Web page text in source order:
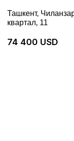
Ташкент,
квартал, 11
74 400 USD